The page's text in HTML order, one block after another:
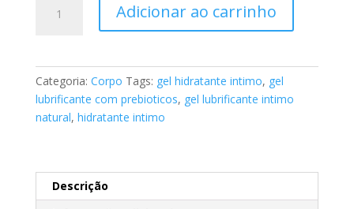
Lubrificante
com
Prebióticos
Auravie
-
Adicionar ao carrinho
Categoria: Corpo Tags: gel hidratante intimo, gel
lubrificante com prebioticos, gel lubrificante intimo
natural, hidratante intimo
Descrição